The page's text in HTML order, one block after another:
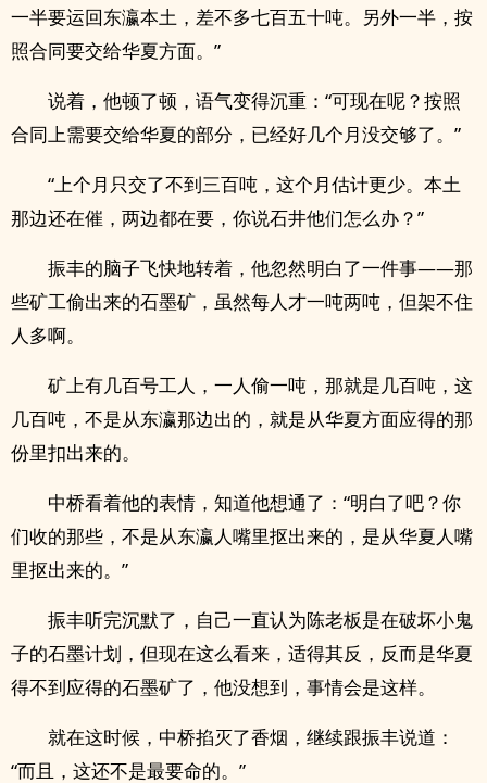
一半要运回东瀛本土，差不多七百五十吨。另外一半，按
照合同要交给华夏方面。”
说着，他顿了顿，语气变得沉重：“可现在呢？按照
合同上需要交给华夏的部分，已经好几个月没交够了。”
“上个月只交了不到三百吨，这个月估计更少。本土
那边还在催，两边都在要，你说石井他们怎么办？”
振丰的脑子飞快地转着，他忽然明白了一件事——那
些矿工偷出来的石墨矿，虽然每人才一吨两吨，但架不住
人多啊。
矿上有几百号工人，一人偷一吨，那就是几百吨，这
几百吨，不是从东瀛那边出的，就是从华夏方面应得的那
份里扣出来的。
中桥看着他的表情，知道他想通了：“明白了吧？你
们收的那些，不是从东瀛人嘴里抠出来的，是从华夏人嘴
里抠出来的。”
振丰听完沉默了，自己一直认为陈老板是在破坏小鬼
子的石墨计划，但现在这么看来，适得其反，反而是华夏
得不到应得的石墨矿了，他没想到，事情会是这样。
就在这时候，中桥掐灭了香烟，继续跟振丰说道：
“而且，这还不是最要命的。”